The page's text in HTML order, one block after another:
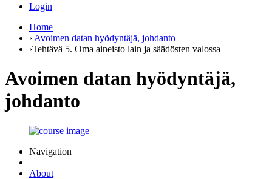
Login
Home
› Avoimen datan hyödyntäjä, johdanto
›Tehtävä 5. Oma aineisto lain ja säädösten valossa
Avoimen datan hyödyntäjä,
johdanto
Navigation
About